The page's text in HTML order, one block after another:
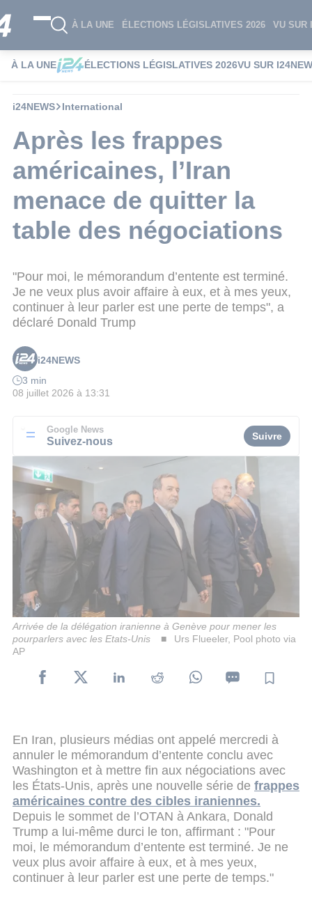
À LA UNE ÉLECTIONS LÉGISLATIVES 2026 VU SUR
À LA UNE ÉLECTIONS LÉGISLATIVES 2026VU SUR
i24NEWS International
Après les frappes
américaines, l’Iran
menace de quitter la
table des négociations
"Pour moi, le mémorandum d’entente est terminé.
Je ne veux plus avoir affaire à eux, et à mes yeux,
continuer à leur parler est une perte de temps", a
déclaré Donald Trump
i24NEWS
3 min
08 juillet 2026 à 13:31
Google News
Suivez-nous Suivre
Arrivée de la délégation iranienne à Genève pour mener les
pourparlers avec les Etats-Unis
Urs Flueeler, Pool photo via
AP
En Iran, plusieurs médias ont appelé mercredi à
annuler le mémorandum d’entente conclu avec
Washington et à mettre fin aux négociations avec
les États-Unis, après une nouvelle série de frappes
américaines contre des cibles iraniennes.
Depuis le sommet de l’OTAN à Ankara, Donald
Trump a lui-même durci le ton, affirmant : "Pour
moi, le mémorandum d’entente est terminé. Je ne
veux plus avoir affaire à eux, et à mes yeux,
continuer à leur parler est une perte de temps."